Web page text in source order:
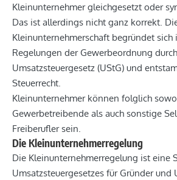
Kleinunternehmer gleichgesetzt oder
Das ist allerdings nicht ganz korrekt.
Kleinunternehmerschaft begründet sich
Regelungen der Gewerbeordnung
Umsatzsteuergesetz (UStG) und
Steuerrecht.
Kleinunternehmer können folglich
Gewerbetreibende als auch sonstige
Freiberufler sein.
Die Kleinunternehmerregelung
Die Kleinunternehmerregelung ist eine
Umsatzsteuergesetzes für Gründer und